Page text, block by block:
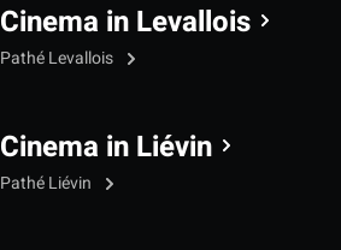
Cinema in Levallois
Pathé Levallois
Cinema in Liévin
Pathé Liévin